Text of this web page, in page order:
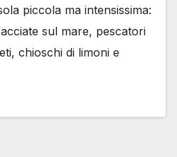
piccola ma intensissima:
sul mare, pescatori
chioschi di limoni e